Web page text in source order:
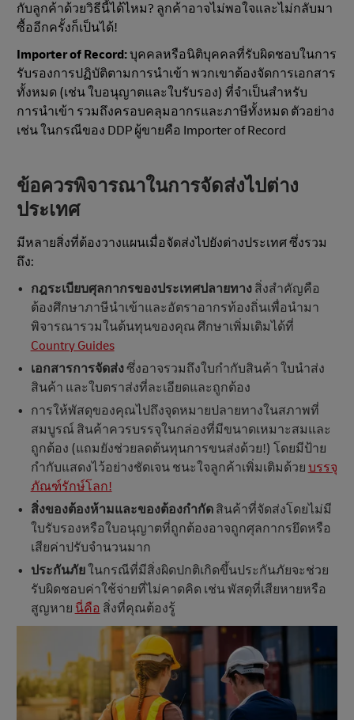
กับลูกค้าด้วยวิธีนี้ได้ไหม? ลูกค้าอาจไม่พอใจและไม่กลับมา
ซื้ออีกครั้งก็เป็นได้!
Importer of Record:บุคคลหรือนิติบุคคลที่รับผิดชอบในการ
รับรองการปฏิบัติตามการนำเข้า พวกเขาต้องจัดการเอกสาร
ทั้งหมด (เช่น ใบอนุญาตและใบรับรอง) ที่จำเป็นสำหรับ
การนำเข้า รวมถึงครอบคลุมอากรและภาษีทั้งหมด ตัวอย่าง
เช่น ในกรณีของ DDP ผู้ขายคือ Importer of Record
ข้อควรพิจารณาในการจัดส่งไปต่าง
ประเทศ
มีหลายสิ่งที่ต้องวางแผนเมื่อจัดส่งไปยังต่างประเทศ ซึ่งรวม
ถึง:
กฎระเบียบศุลกากรของประเทศปลายทางสิ่งสำคัญคือ
ต้องศึกษาภาษีนำเข้าและอัตราอากรท้องถิ่นเพื่อนำมา
พิจารณารวมในต้นทุนของคุณ ศึกษาเพิ่มเติมได้ที่
Country Guides
เอกสารการจัดส่งซึ่งอาจรวมถึงใบกำกับสินค้า ใบนำส่ง
สินค้า และใบตราส่งที่ละเอียดและถูกต้อง
การให้พัสดุของคุณไปถึงจุดหมายปลายทางในสภาพที่
สมบูรณ์ สินค้าควรบรรจุในกล่องที่มีขนาดเหมาะสมและ
ถูกต้อง (แถมยังช่วยลดต้นทุนการขนส่งด้วย!) โดยมีป้าย
กำกับแสดงไว้อย่างชัดเจน ชนะใจลูกค้าเพิ่มเติมด้วย บรรจุ
ภัณฑ์รักษ์โลก!
สิ่งของต้องห้ามและของต้องกำกัด สินค้าที่จัดส่งโดยไม่มี
ใบรับรองหรือใบอนุญาตที่ถูกต้องอาจถูกศุลกากรยึดหรือ
เสียค่าปรับจำนวนมาก
ประกันภัยในกรณีที่มีสิ่งผิดปกติเกิดขึ้นประกันภัยจะช่วย
รับผิดชอบค่าใช้จ่ายที่ไม่คาดคิด เช่น พัสดุที่เสียหายหรือ
สูญหาย นี่คือ สิ่งที่คุณต้องรู้